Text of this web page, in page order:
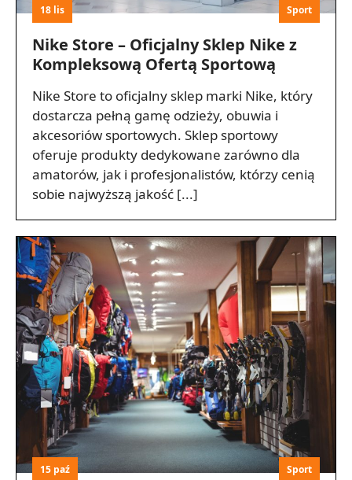
18 lis Sport
Nike Store – Oficjalny Sklep Nike z
Kompleksową Ofertą Sportową
Nike Store to oficjalny sklep marki Nike, który
dostarcza pełną gamę odzieży, obuwia i
akcesoriów sportowych. Sklep sportowy
oferuje produkty dedykowane zarówno dla
amatorów, jak i profesjonalistów, którzy cenią
sobie najwyższą jakość [...]
15 paź Sport